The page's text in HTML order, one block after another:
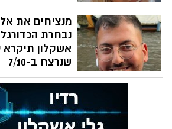
בכוח, בהחלטות
הפעם בחרתי
שבו כל החלטה
מנציחים את
נבחרת הכדורגל
אשקלון
שנרצח ב-7/10
נבחרת הכדורגל של
אשקלון החלה את
הנוכחית (תשפ"ו),
שליחות מיוחדת: